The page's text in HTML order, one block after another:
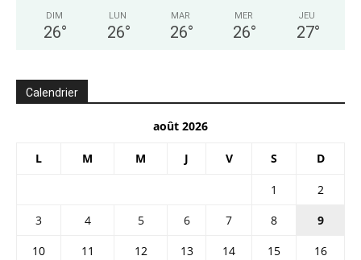
DIM
26°
LUN
26°
MAR
26°
MER
26°
JEU
27°
Calendrier
août 2026
L M M J V S D
1
2
3
4 5 6 7 8
9
10
11 12 13 14 15
16